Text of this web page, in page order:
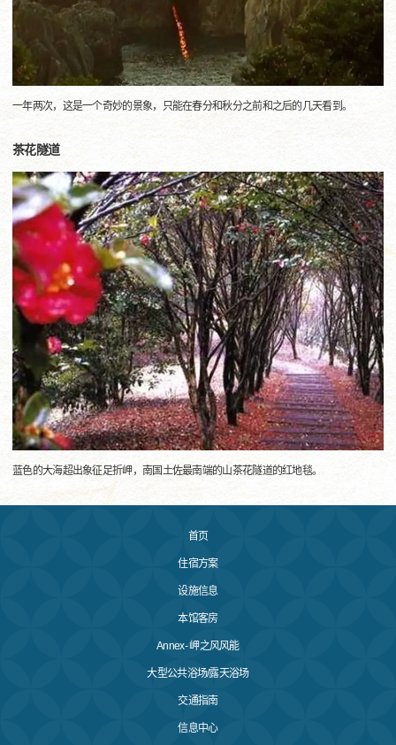
一年两次，这是一个奇妙的景象，只能在春分和秋分之前和之后的几天看到。
茶花隧道
蓝色的大海超出象征足折岬，南国土佐最南端的山茶花隧道的红地毯。
首页
住宿方案
设施信息
本馆客房
Annex- 岬之风风能
大型公共浴场/露天浴场
交通指南
信息中心